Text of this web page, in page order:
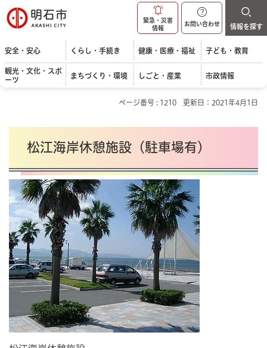
明石市
緊急・災害
情報
お問い合わせ 情報を探す
安全・安心 くらし・手続き 健康・医療・福祉 子ども・教育
観光・文化・スポ
ーツ
まちづくり・環境 しごと・産業 市政情報
ページ番号 : 1210 更新日：2021年4月1日
松江海岸休憩施設（駐車場有）